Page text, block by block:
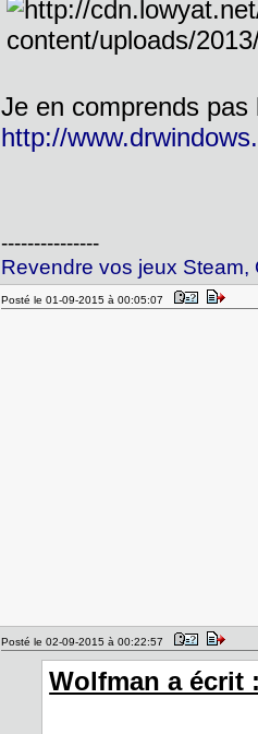
Je en comprends pas
http://
---------------
Revendre vos jeux Steam,
Posté le 01-09-2015 à 00:05:07
Posté le 02-09-2015 à 00:22:57
Wolfman a écrit